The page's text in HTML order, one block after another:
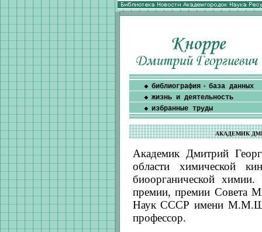
библиография + база данных
жизнь и деятельность
избранные труды
АКАДЕМИК
Академик Дмитрий
области химической
биоорганической
премии, премии Совета
Наук СССР имени
профессор.